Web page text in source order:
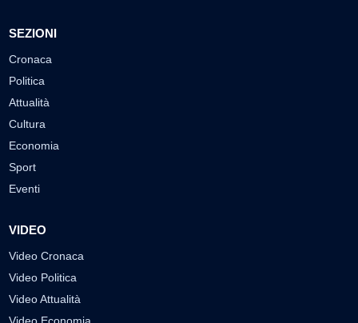
SEZIONI
Cronaca
Politica
Attualità
Cultura
Economia
Sport
Eventi
VIDEO
Video Cronaca
Video Politica
Video Attualità